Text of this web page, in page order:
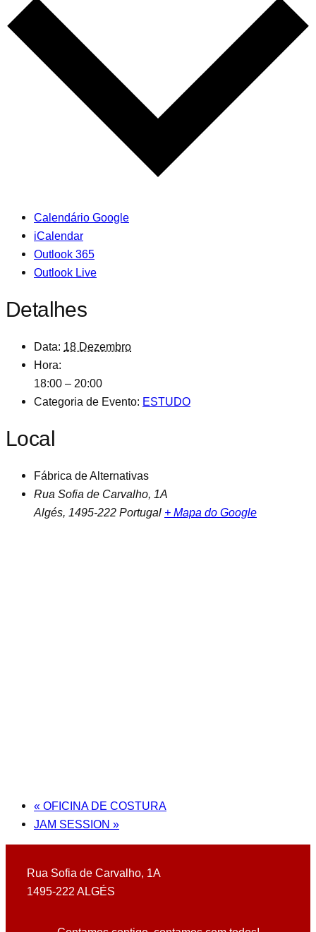
Calendário Google
iCalendar
Outlook 365
Outlook Live
Detalhes
Data: 18 Dezembro
Hora:
18:00 – 20:00
Categoria de Evento: ESTUDO
Local
Fábrica de Alternativas
Rua Sofia de Carvalho, 1A
Algés, 1495-222 Portugal + Mapa do Google
« OFICINA DE COSTURA
JAM SESSION »
Rua Sofia de Carvalho, 1A
1495-222 ALGÉS